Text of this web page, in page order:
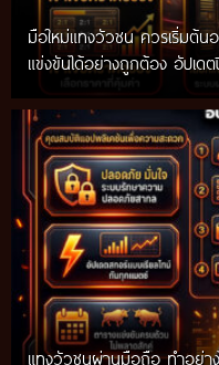
มือใหม่แทงวัวชน ควรเริ่มต้นอ
แข่งขันได้อย่างถูกต้อง อัปเด
แทงวัวชนผ่านมือถือ ทำอย่าง